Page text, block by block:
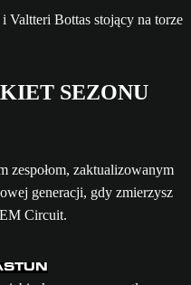
SEZONU
zespołom, zaktualizowanym
generacji, gdy zmierzysz
Circuit.